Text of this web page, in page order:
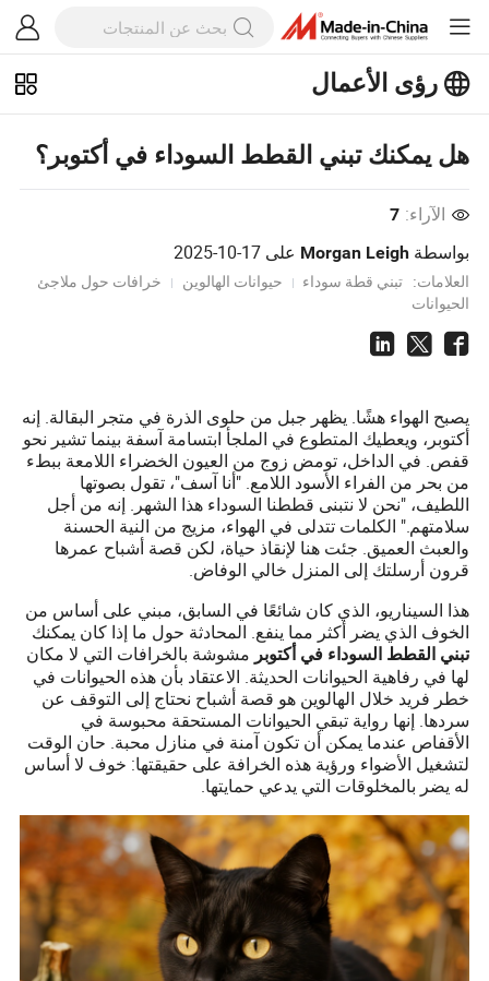
رؤى الأعمال
على رؤى الأعمال!
عرض المزيد
هل يمكنك تبني القطط السوداء في أكتوبر؟
الآراء: 7
بواسطةMorgan Leigh على2025-10-17
العلامات: تبني قطة سوداء حيوانات الهالوين
خرافات حول ملاجئ
الحيوانات
يصبح الهواء هشًا. يظهر جبل من حلوى الذرة في متجر البقالة. إنه
أكتوبر، ويعطيك المتطوع في الملجأ ابتسامة آسفة بينما تشير نحو
قفص. في الداخل، تومض زوج من العيون الخضراء اللامعة ببطء
من بحر من الفراء الأسود اللامع. "أنا آسف"، تقول بصوتها
اللطيف، "نحن لا نتبنى قططنا السوداء هذا الشهر. إنه من أجل
سلامتهم." الكلمات تتدلى في الهواء، مزيج من النية الحسنة
والعبث العميق. جئت هنا لإنقاذ حياة، لكن قصة أشباح عمرها
قرون أرسلتك إلى المنزل خالي الوفاض.
هذا السيناريو، الذي كان شائعًا في السابق، مبني على أساس من
الخوف الذي يضر أكثر مما ينفع. المحادثة حول ما إذا كان يمكنك
تبني القطط السوداء في أكتوبر مشوشة بالخرافات التي لا مكان
لها في رفاهية الحيوانات الحديثة. الاعتقاد بأن هذه الحيوانات في
خطر فريد خلال الهالوين هو قصة أشباح نحتاج إلى التوقف عن
سردها. إنها رواية تبقي الحيوانات المستحقة محبوسة في
الأقفاص عندما يمكن أن تكون آمنة في منازل محبة. حان الوقت
لتشغيل الأضواء ورؤية هذه الخرافة على حقيقتها: خوف لا أساس
له يضر بالمخلوقات التي يدعي حمايتها.